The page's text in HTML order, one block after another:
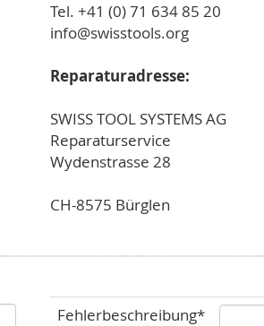
Tel. +41 (0) 71 634 85 20
info@swisstools.org
Reparaturadresse:
SWISS TOOL SYSTEMS AG
Reparaturservice
Wydenstrasse 28
CH-8575 Bürglen
Fehlerbeschreibung*